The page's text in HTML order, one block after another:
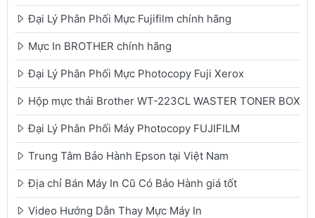
Đại Lý Phân Phối Mực Fujifilm chính hãng
Mực In BROTHER chính hãng
Đại Lý Phân Phối Mực Photocopy Fuji Xerox
Hộp mực thải Brother WT-223CL WASTER TONER BOX
Đại Lý Phân Phối Máy Photocopy FUJIFILM
Trung Tâm Bảo Hành Epson tại Việt Nam
Địa chỉ Bán Máy In Cũ Có Bảo Hành giá tốt
Video Hướng Dẫn Thay Mực Máy In